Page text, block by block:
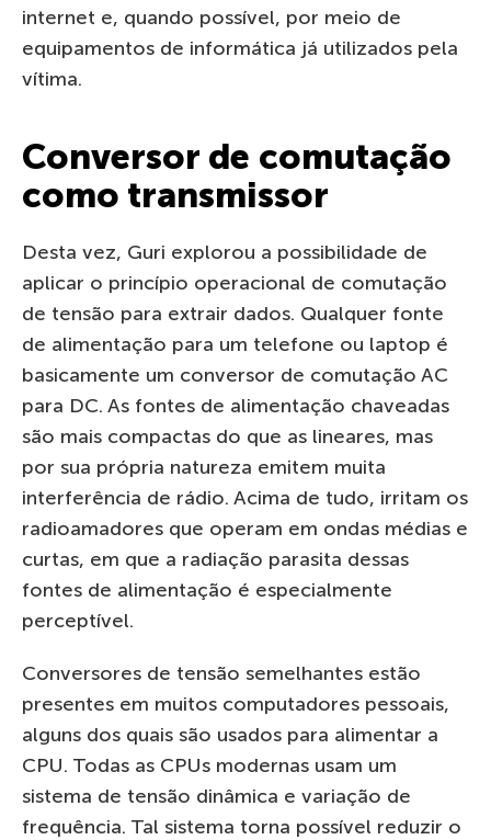
internet e, quando possível, por meio de
equipamentos de informática já utilizados pela
vítima.
Conversor de comutação
como transmissor
Desta vez, Guri explorou a possibilidade de
aplicar o princípio operacional de comutação
de tensão para extrair dados. Qualquer fonte
de alimentação para um telefone ou laptop é
basicamente um conversor de comutação AC
para DC. As fontes de alimentação chaveadas
são mais compactas do que as lineares, mas
por sua própria natureza emitem muita
interferência de rádio. Acima de tudo, irritam os
radioamadores que operam em ondas médias e
curtas, em que a radiação parasita dessas
fontes de alimentação é especialmente
perceptível.
Conversores de tensão semelhantes estão
presentes em muitos computadores pessoais,
alguns dos quais são usados ​​para alimentar a
CPU. Todas as CPUs modernas usam um
sistema de tensão dinâmica e variação de
frequência. Tal sistema torna possível reduzir o